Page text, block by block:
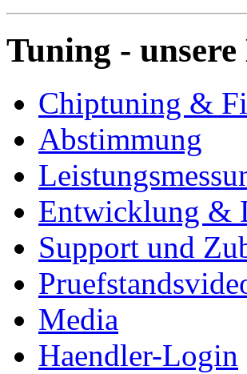
Tuning -
Chiptuning &
Abstimmung
Entwicklung &
Support und
Media
Haendler-Login